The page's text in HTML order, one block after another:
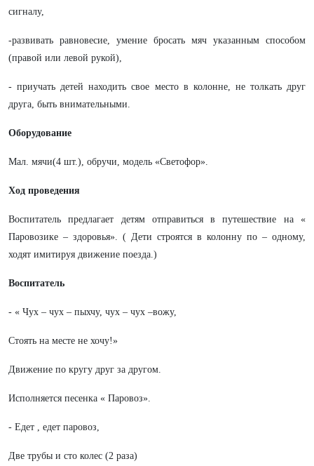
сигналу,
-развивать равновесие, умение бросать мяч указанным способом
(правой или левой рукой),
- приучать детей находить свое место в колонне, не толкать друг
друга, быть внимательными.
Оборудование
Мал. мячи(4 шт.), обручи, модель «Светофор».
Ход проведения
Воспитатель предлагает детям отправиться в путешествие на «
Паровозике – здоровья». ( Дети строятся в колонну по – одному,
ходят имитируя движение поезда.)
Воспитатель
- « Чух – чух – пыхчу, чух – чух –вожу,
Стоять на месте не хочу!»
Движение по кругу друг за другом.
Исполняется песенка « Паровоз».
- Едет , едет паровоз,
Две трубы и сто колес (2 раза)